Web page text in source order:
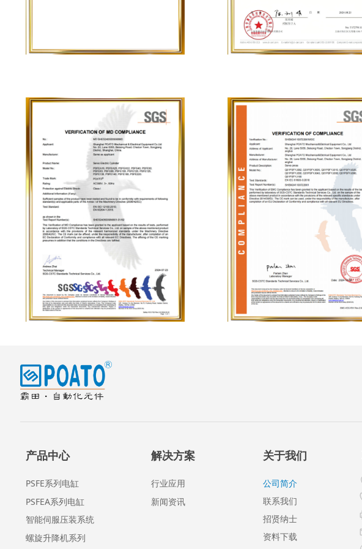
解决方案
行业应用
新闻资讯
产品中心
PSFE系列电缸
PSFEA系列电缸
智能伺服压装系统
螺旋升降机系列
关于我们
公司简介
联系我们
招贤纳士
资料下载